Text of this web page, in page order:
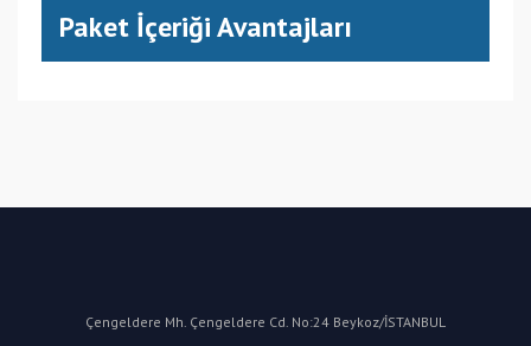
Paket İçeriği Avantajları
Çengeldere Mh. Çengeldere Cd. No:24 Beykoz/İSTANBUL